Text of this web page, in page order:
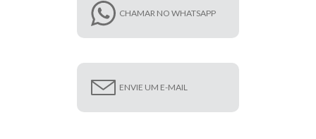
CHAMAR NO WHATSAPP
ENVIE UM E-MAIL